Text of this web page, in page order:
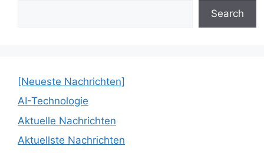
Search
[Neueste Nachrichten]
AI-Technologie
Aktuelle Nachrichten
Aktuellste Nachrichten